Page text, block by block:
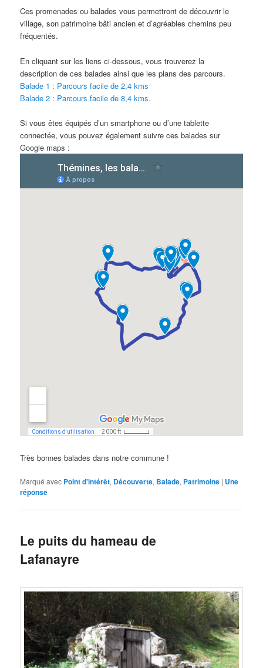
Ces promenades ou balades vous permettront de découvrir le
village, son patrimoine bâti ancien et d’agréables chemins peu
fréquentés.
En cliquant sur les liens ci-dessous, vous trouverez la
description de ces balades ainsi que les plans des parcours.
Balade 1 : Parcours facile de 2,4 kms
Balade 2 : Parcours facile de 8,4 kms.
Si vous êtes équipés d’un smartphone ou d’une tablette
connectée, vous pouvez également suivre ces balades sur
Google maps :
Très bonnes balades dans notre commune !
Marqué avec Point d'intérêt, Découverte, Balade, Patrimoine | Une
réponse
Le puits du hameau de
Lafanayre